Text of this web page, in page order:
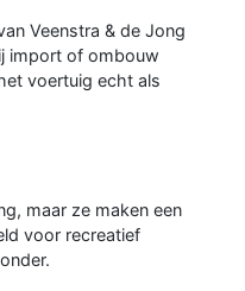
Veenstra & de Jong
import of ombouw
voertuig echt als
maar ze maken een
voor recreatief